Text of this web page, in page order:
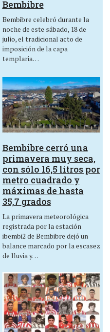
Bembibre
Bembibre celebró durante la
noche de este sábado, 18 de
julio, el tradicional acto de
imposición de la capa
templaria…
Bembibre cerró una
primavera muy seca,
con sólo 16,5 litros por
metro cuadrado y
máximas de hasta
35,7 grados
La primavera meteorológica
registrada por la estación
ibembi2 de Bembibre dejó un
balance marcado por la escasez
de lluvia y…